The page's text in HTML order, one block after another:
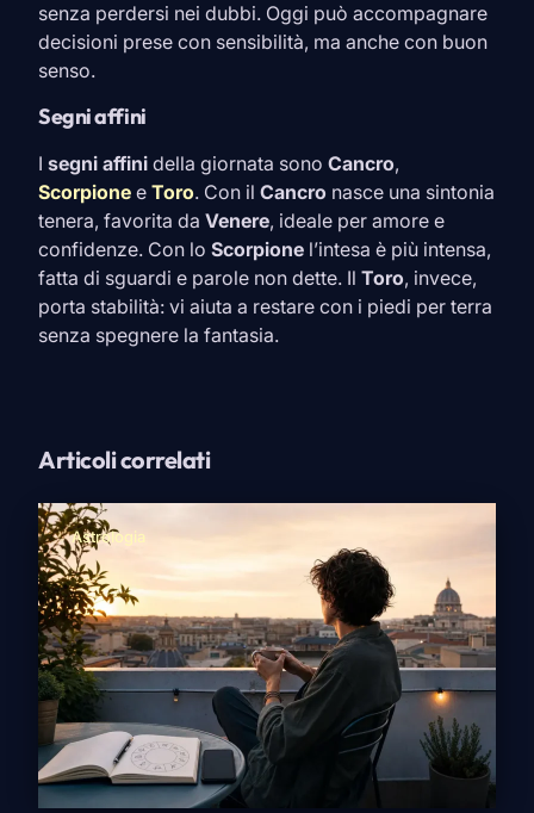
senza perdersi nei dubbi. Oggi può accompagnare
decisioni prese con sensibilità, ma anche con buon
senso.
Segni affini
I segni affini della giornata sono Cancro,
Scorpione e Toro. Con il Cancro nasce una sintonia
tenera, favorita da Venere, ideale per amore e
confidenze. Con lo Scorpione l’intesa è più intensa,
fatta di sguardi e parole non dette. Il Toro, invece,
porta stabilità: vi aiuta a restare con i piedi per terra
senza spegnere la fantasia.
Articoli correlati
Astrologia